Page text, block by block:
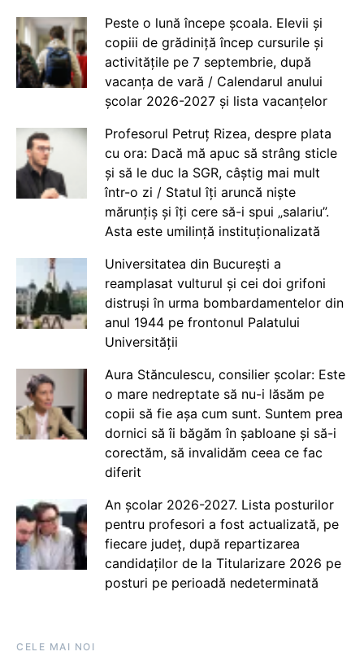
Peste o lună începe școala. Elevii și
copiii de grădiniță încep cursurile și
activitățile pe 7 septembrie, după
vacanța de vară / Calendarul anului
școlar 2026-2027 și lista vacanțelor
Profesorul Petruț Rizea, despre plata
cu ora: Dacă mă apuc să strâng sticle
și să le duc la SGR, câștig mai mult
într-o zi / Statul îți aruncă niște
mărunțiș și îți cere să-i spui „salariu”.
Asta este umilință instituționalizată
Universitatea din București a
reamplasat vulturul și cei doi grifoni
distruși în urma bombardamentelor din
anul 1944 pe frontonul Palatului
Universității
Aura Stănculescu, consilier școlar: Este
o mare nedreptate să nu-i lăsăm pe
copii să fie așa cum sunt. Suntem prea
dornici să îi băgăm în șabloane și să-i
corectăm, să invalidăm ceea ce fac
diferit
An școlar 2026-2027. Lista posturilor
pentru profesori a fost actualizată, pe
fiecare județ, după repartizarea
candidaților de la Titularizare 2026 pe
posturi pe perioadă nedeterminată
CELE MAI NOI